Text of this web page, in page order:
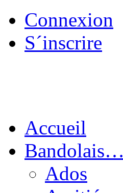
Connexion
S´inscrire
Accueil
Bandolais…
Ados